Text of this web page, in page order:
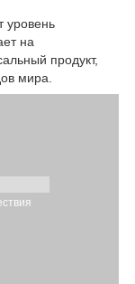
уровень
на
продукт,
мира.